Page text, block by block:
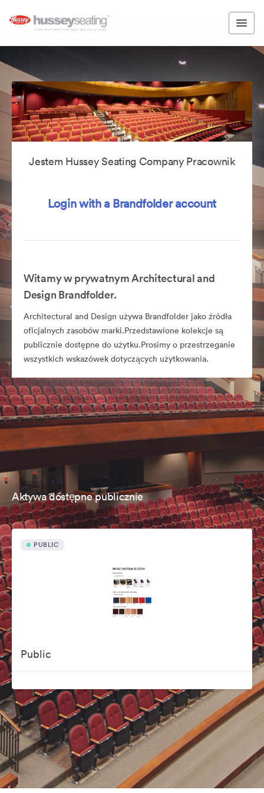
Jestem Hussey Seating Company Pracownik
Login with a Brandfolder account
Witamy w prywatnym Architectural and
Design Brandfolder.
Architectural and Design używa Brandfolder jako źródła
oficjalnych zasobów marki.Przedstawione kolekcje są
publicznie dostępne do użytku.Prosimy o przestrzeganie
wszystkich wskazówek dotyczących użytkowania.
Aktywa dostępne publicznie
PUBLIC
Public